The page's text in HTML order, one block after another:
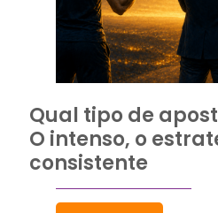
Qual tipo de
O intenso, o
consistente